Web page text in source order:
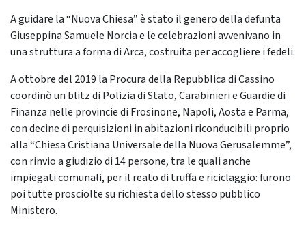
A guidare la “Nuova Chiesa” è stato il genero della defunta
Giuseppina Samuele Norcia e le celebrazioni avvenivano in
una struttura a forma di Arca, costruita per accogliere i fedeli.
A ottobre del 2019 la Procura della Repubblica di Cassino
coordinò un blitz di Polizia di Stato, Carabinieri e Guardie di
Finanza nelle provincie di Frosinone, Napoli, Aosta e Parma,
con decine di perquisizioni in abitazioni riconducibili proprio
alla “Chiesa Cristiana Universale della Nuova Gerusalemme”,
con rinvio a giudizio di 14 persone, tra le quali anche
impiegati comunali, per il reato di truffa e riciclaggio: furono
poi tutte prosciolte su richiesta dello stesso pubblico
Ministero.